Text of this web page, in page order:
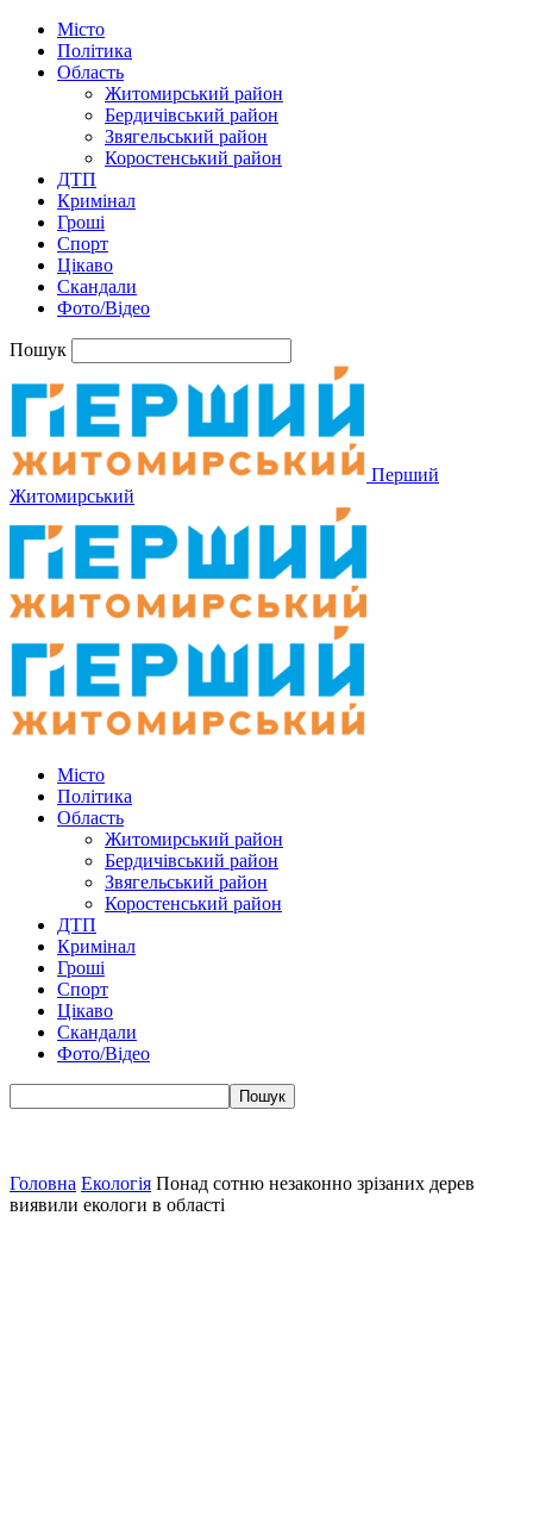
Місто
Політика
Область
Житомирський район
Бердичівський район
Звягельський район
Коростенський район
ДТП
Кримінал
Гроші
Спорт
Цікаво
Скандали
Фото/Відео
Пошук
Перший
Житомирський
Місто
Політика
Область
Житомирський район
Бердичівський район
Звягельський район
Коростенський район
ДТП
Кримінал
Гроші
Спорт
Цікаво
Скандали
Фото/Відео
Головна Екологія Понад сотню незаконно зрізаних дерев
виявили екологи в області